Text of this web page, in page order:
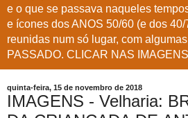
e o que se passava naqueles
e ícones dos ANOS 50/60 (e dos
reunidas num só lugar, com
PASSADO. CLICAR NAS
quinta-feira, 15 de novembro de 2018
IMAGENS - Velharia: